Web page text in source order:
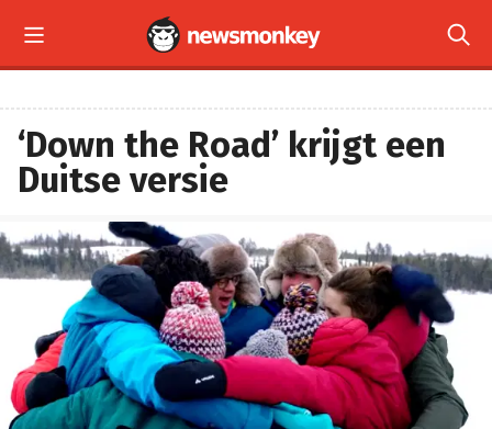
 
‘Down the Road’ krijgt een
Duitse versie